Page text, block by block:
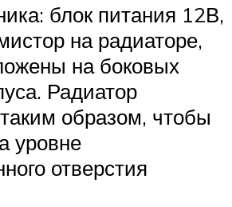
блок питания 12В,
на радиаторе,
на боковых
Радиатор
образом, чтобы
уровне
отверстия